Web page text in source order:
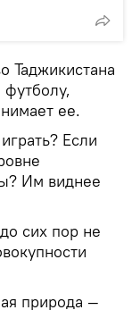
Таджикистана
ее.
Если
Им виднее
сих пор не
природа —